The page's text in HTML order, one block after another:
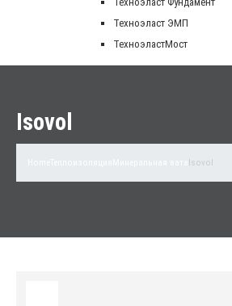
Техноэласт ЭМП
ТехноэластМост
Isovol
Isovol